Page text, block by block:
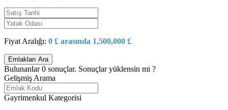
Fiyat Aralığı: 0 £ arasında 1,500,000 £
Bulunanlar0 sonuçlar. Sonuçlar yüklensin mi ?
Gelişmiş Arama
Gayrimenkul Kategorisi